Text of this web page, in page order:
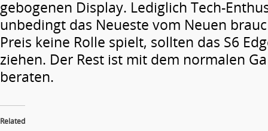
gebogenen Display. Lediglich Tech-
unbedingt das Neueste vom Neuen
Preis keine Rolle spielt, sollten das S6
ziehen. Der Rest ist mit dem normalen
beraten.
Related